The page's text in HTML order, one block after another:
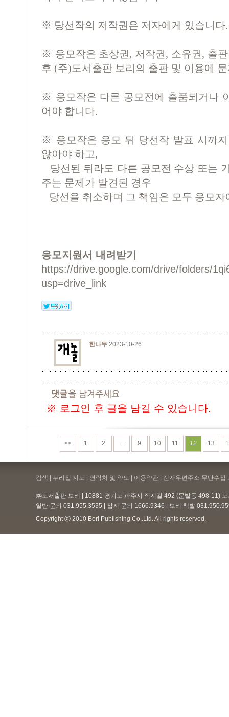
※ 당선작의 저작권은 저자에게 있습니다.
※ 응모작은 초상권, 저작권, 소유권, 출
후 (주)도서출판 보리의 출판 및 이용에
※ 응모작은 다른 공모전에 출품되거나
어야 합니다.
※ 응모작은 응모 뒤 당선작 발표 시까
않아야 하고,
당선된 뒤라도 다른 공모전 수상 또는
주는 문제가 발견된 경우
당선을 취소하며 그 책임은 모두 응모자
응모지원서 내려받기
https://drive.google.com/drive/folders/
usp=drive_link
한나무 2023-10-26
※ 로그인 후 글을 남길 수 있습니다.
<< 1 2 9 10 11 12 13
검색 | 누리집 지도 | 연락처 및 약도 | 이용약관 | 전자우편주소 무단수집
㈜도서출판 보리 | 10881 경기도 파주시 직지길 492 (문발동 498-11)
일반 문의 031.955.3535 | 잡지 문의 1666.9346 | 보리 책밭
Copyright ⓒ 2010 Bori Publishing Co,.Ltd. All rights reserved.